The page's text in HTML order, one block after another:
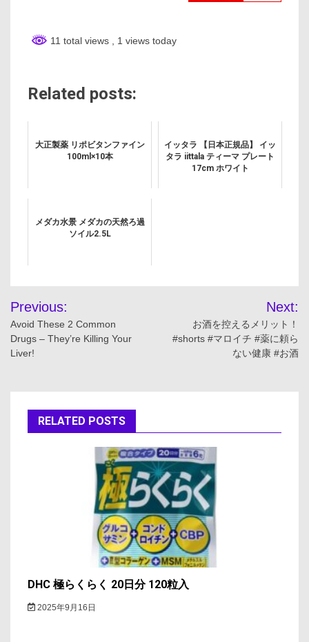
11 total views , 1 views today
Related posts:
大正製薬 リポビタンファイン
100ml×10本
イッタラ 【日本正規品】 イッ
タラ iittala ティーマ プレート
17cm ホワイト
メダカ水景 メダカの天然ろ過
ソイル2.5L
投
稿
ナ
ゲ
ー
Previous:
Avoid These 2 Common
Drugs – They’re Killing Your
Liver!
Next:
お酒を控えるメリット！
#shorts #マロイチ #薬に頼ら
ない健康 #お酒
RELATED POSTS
DHC 極らくらく 20日分 120粒入
2025年9月16日